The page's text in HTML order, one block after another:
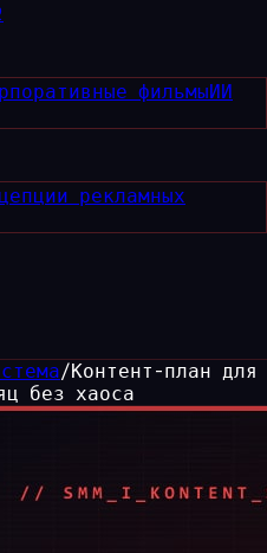
фильмыИИ
рекламных
/Контент-план для
без хаоса